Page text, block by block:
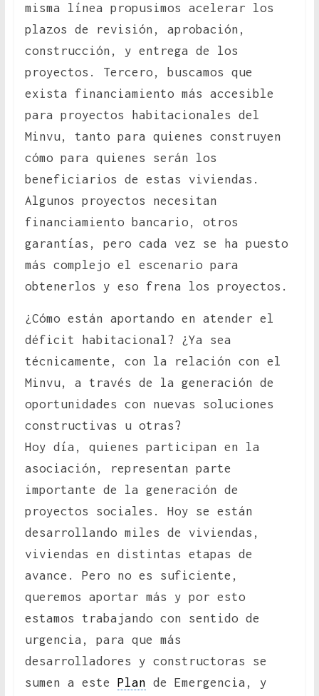
misma línea propusimos acelerar los
plazos de revisión, aprobación,
construcción, y entrega de los
proyectos. Tercero, buscamos que
exista financiamiento más accesible
para proyectos habitacionales del
Minvu, tanto para quienes construyen
cómo para quienes serán los
beneficiarios de estas viviendas.
Algunos proyectos necesitan
financiamiento bancario, otros
garantías, pero cada vez se ha puesto
más complejo el escenario para
obtenerlos y eso frena los proyectos.
¿Cómo están aportando en atender el
déficit habitacional? ¿Ya sea
técnicamente, con la relación con el
Minvu, a través de la generación de
oportunidades con nuevas soluciones
constructivas u otras?
Hoy día, quienes participan en la
asociación, representan parte
importante de la generación de
proyectos sociales. Hoy se están
desarrollando miles de viviendas,
viviendas en distintas etapas de
avance. Pero no es suficiente,
queremos aportar más y por esto
estamos trabajando con sentido de
urgencia, para que más
desarrolladores y constructoras se
sumen a este Plan de Emergencia, y